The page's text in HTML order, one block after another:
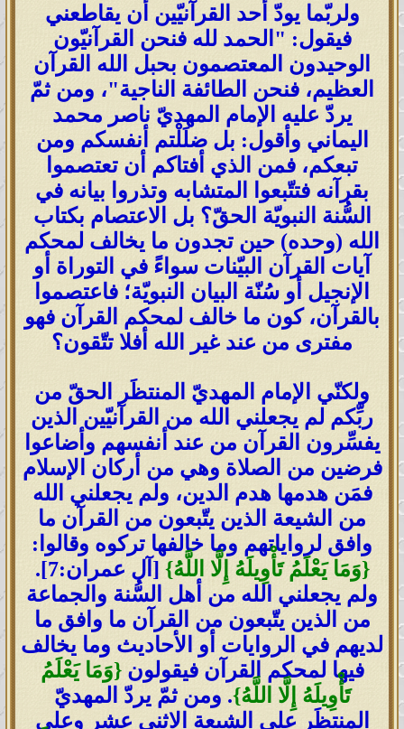
ولربّما يودّ أحد القرآنيّين أن يقاطعني
فيقول: "الحمد لله فنحن القرآنيّون
الوحيدون المعتصمون بحبل الله القرآن
العظيم، فنحن الطائفة الناجية"، ومن ثمّ
يردّ عليه الإمام المهديّ ناصر محمد
اليماني وأقول: بل ضلَلْتم أنفسكم ومن
تبعكم، فمن الذي أفتاكم أن تعتصموا
بقرآنه فتتّبعوا المتشابه وتذروا بيانه في
السُّنة النبويّة الحقّ؟ بل الاعتصام بكتاب
الله (وحده) حين تجدون ما يخالف لمحكم
آيات القرآن البيّنات سواءً في التوراة أو
الإنجيل أو سُنّة البيان النبويّة؛ فاعتصموا
بالقرآن، كون ما خالف لمحكم القرآن فهو
مفترى من عند غير الله أفلا تتّقون؟
ولكنّي الإمام المهديّ المنتظَر الحقّ من
ربِّكم لم يجعلني الله من القرآنيّين الذين
يفسِّرون القرآن من عند أنفسهم وأضاعوا
فرضين من الصلاة وهي من أركان الإسلام
فمَن هدمها هدم الدين، ولم يجعلني الله
من الشيعة الذين يتّبعون من القرآن ما
وافق لرواياتهم وما خالفها تركوه وقالوا:
{وَمَا يَعْلَمُ تَأْوِيلَهُ إِلَّا اللَّهُ}
[آل عمران:7].
ولم يجعلني الله من أهل السُّنة والجماعة
من الذين يتّبعون من القرآن ما وافق ما
لديهم في الروايات أو الأحاديث وما يخالف
فيها لمحكم القرآن فيقولون{وَمَا يَعْلَمُ
تَأْوِيلَهُ إِلَّا اللَّهُ}. ومن ثمّ يردّ المهديّ
المنتظَر على الشيعة الاثني عشر وعلى